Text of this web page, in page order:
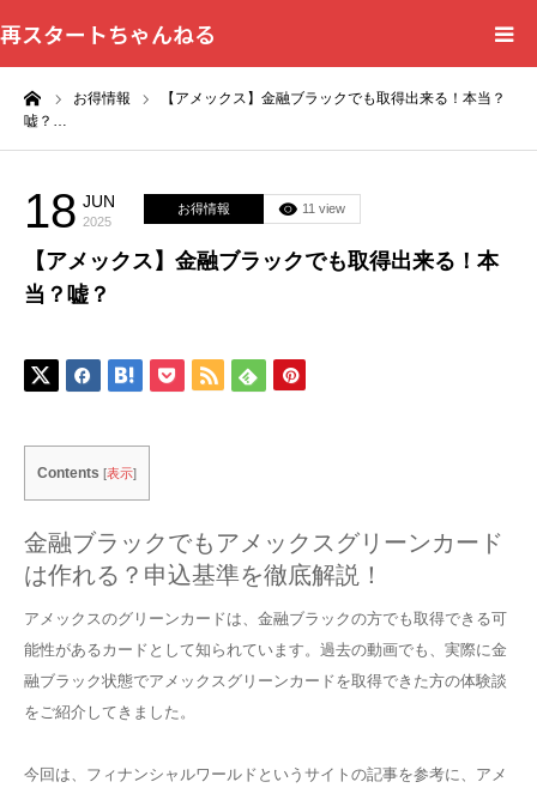
再スタートちゃんねる
お得情報
【アメックス】金融ブラックでも取得出来る！本当？
嘘？…
18 JUN
2025
お得情報 11 view
【アメックス】金融ブラックでも取得出来る！本
当？嘘？
Contents [表示]
金融ブラックでもアメックスグリーンカード
は作れる？申込基準を徹底解説！
アメックスのグリーンカードは、金融ブラックの方でも取得できる可
能性があるカードとして知られています。過去の動画でも、実際に金
融ブラック状態でアメックスグリーンカードを取得できた方の体験談
をご紹介してきました。
今回は、フィナンシャルワールドというサイトの記事を参考に、アメ
HOME
プライバシーポリシー